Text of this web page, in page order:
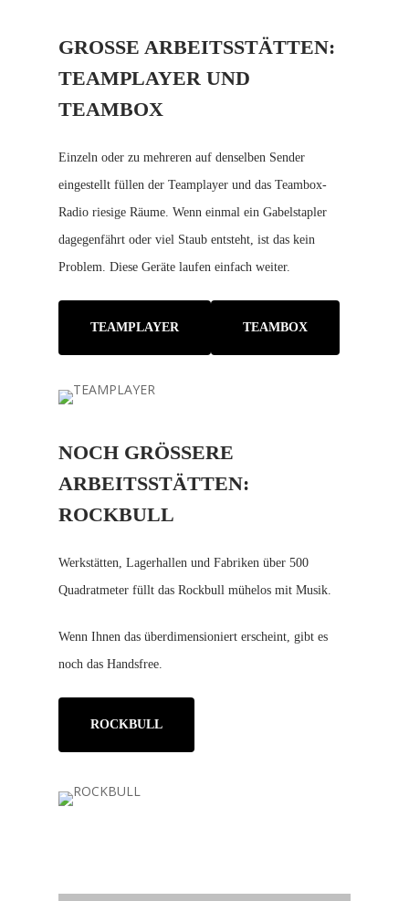
GROSSE ARBEITSSTÄTTEN:
TEAMPLAYER UND
TEAMBOX
Einzeln oder zu mehreren auf denselben Sender
eingestellt füllen der Teamplayer und das Teambox-
Radio riesige Räume. Wenn einmal ein Gabelstapler
dagegenfährt oder viel Staub entsteht, ist das kein
Problem. Diese Geräte laufen einfach weiter.
TEAMPLAYER TEAMBOX
NOCH GRÖSSERE A
RBEITSSTÄTTEN:
ROCKBULL
Werkstätten, Lagerhallen und Fabriken über 500
Quadratmeter füllt das Rockbull mühelos mit Musik.
Wenn Ihnen das überdimensioniert erscheint, gibt es
noch das Handsfree.
ROCKBULL